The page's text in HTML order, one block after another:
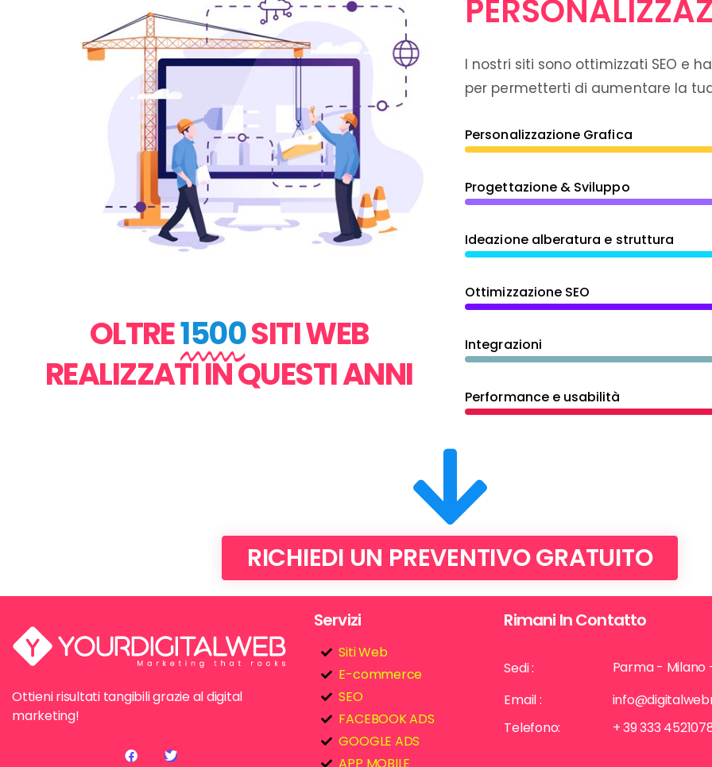
OLTRE1500SITI WEB
REALIZZATI IN QUESTI ANNI
I nostri siti sono ottimizzati SEO e
per permetterti di aumentare la
Personalizzazione Grafica
Progettazione & Sviluppo
Ideazione alberatura e struttura
Ottimizzazione SEO
Integrazioni
Performance e usabilità
RICHIEDI UN PREVENTIVO GRATUITO
Ottieni risultati tangibili grazie al digital
marketing!
Servizi
Siti Web
E-commerce
SEO
FACEBOOK ADS
GOOGLE ADS
APP MOBILE
Rimani In Contatto
Sedi :
Parma - Milano
Email :
Telefono:
+ 39 333